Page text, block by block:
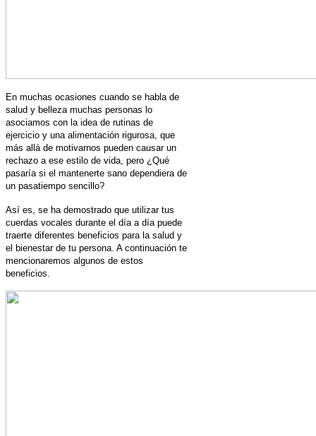
En muchas ocasiones cuando se habla de
salud y belleza muchas personas lo
asociamos con la idea de rutinas de
ejercicio y una alimentación rigurosa, que
más allá de motivarnos pueden causar un
rechazo a ese estilo de vida, pero ¿Qué
pasaría si el mantenerte sano dependiera de
un pasatiempo sencillo?
Así es, se ha demostrado que utilizar tus
cuerdas vocales durante el día a día puede
traerte diferentes beneficios para la salud y
el bienestar de tu persona. A continuación te
mencionaremos algunos de estos
beneficios.